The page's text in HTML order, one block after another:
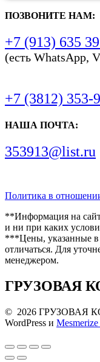
ПОЗВОНИТЕ НАМ:
+7 (913) 635
(есть WhatsApp,
+7 (3812) 353-
НАША ПОЧТА:
353913@list.ru
Политика в
**Информация на
и ни при каких
***Цены, указанные в
отличаться. Для
менеджером.
ГРУЗОВАЯ
© 2026 ГРУЗОВАЯ
WordPress и